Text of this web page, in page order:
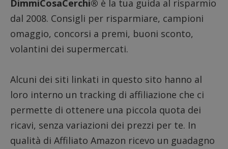
DimmiCosaCerchi® è la tua guida al risparmio
dal 2008. Consigli per risparmiare, campioni
omaggio, concorsi a premi, buoni sconto,
volantini dei supermercati.
Alcuni dei siti linkati in questo sito hanno al
loro interno un tracking di affiliazione che ci
permette di ottenere una piccola quota dei
ricavi, senza variazioni dei prezzi per te. In
qualità di Affiliato Amazon ricevo un guadagno
CookieScriptConsent
CookieScript